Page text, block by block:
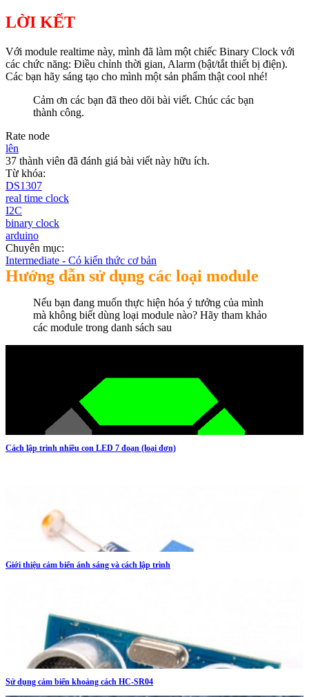
LỜI KẾT
Với module realtime này, mình đã làm một chiếc Binary Clock với
các chức năng: Điều chỉnh thời gian, Alarm (bật/tắt thiết bị điện).
Các bạn hãy sáng tạo cho mình một sản phẩm thật cool nhé!
Cảm ơn các bạn đã theo dõi bài viết. Chúc các bạn
thành công.
Rate node
lên
37 thành viên đã đánh giá bài viết này hữu ích.
Từ khóa:
DS1307
real time clock
I2C
binary clock
arduino
Chuyên mục:
Intermediate - Có kiến thức cơ bản
Hướng dẫn sử dụng các loại module
Nếu bạn đang muốn thực hiện hóa ý tưởng của mình
mà không biết dùng loại module nào? Hãy tham khảo
các module trong danh sách sau
Cách lập trình nhiều con LED 7 đoạn (loại đơn)
Giới thiệu cảm biến ánh sáng và cách lập trình
Sử dụng cảm biến khoảng cách HC-SR04